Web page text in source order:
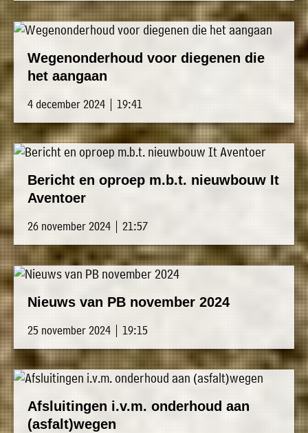
Wegenonderhoud voor diegenen die
het aangaan
4 december 2024 | 19:41
Bericht en oproep m.b.t. nieuwbouw It
Aventoer
26 november 2024 | 21:57
Nieuws van PB november 2024
25 november 2024 | 19:15
Afsluitingen i.v.m. onderhoud aan
(asfalt)wegen